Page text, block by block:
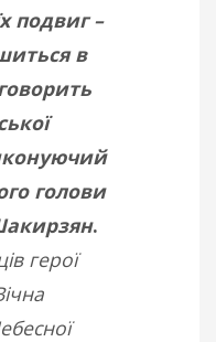
подвиг –
в
голови
.
герої